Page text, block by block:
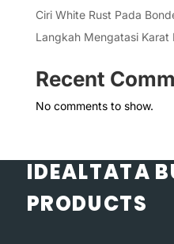
Ciri White Rust Pada
Langkah Mengatasi Karat
Recent
No comments to show.
IDEALTATA
PRODUCTS